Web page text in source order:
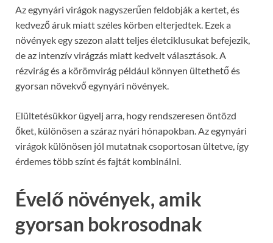
Az egynyári virágok nagyszerűen feldobják a kertet, és
kedvező áruk miatt széles körben elterjedtek. Ezek a
növények egy szezon alatt teljes életciklusukat befejezik,
de az intenzív virágzás miatt kedvelt választások. A
rézvirág és a körömvirág például könnyen ültethető és
gyorsan növekvő egynyári növények.
Elültetésükkor ügyelj arra, hogy rendszeresen öntözd
őket, különösen a száraz nyári hónapokban. Az egynyári
virágok különösen jól mutatnak csoportosan ültetve, így
érdemes több színt és fajtát kombinálni.
Évelő növények, amik
gyorsan bokrosodnak